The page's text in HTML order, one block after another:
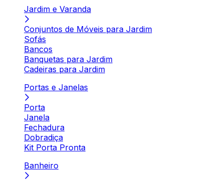
Jardim e Varanda
Conjuntos de Móveis para Jardim
Sofás
Bancos
Banquetas para Jardim
Cadeiras para Jardim
Portas e Janelas
Porta
Janela
Fechadura
Dobradiça
Kit Porta Pronta
Banheiro